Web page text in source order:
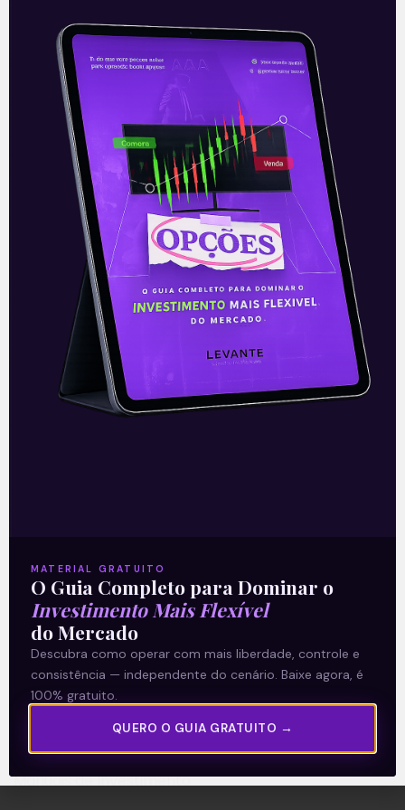
Samsung sem semicondutores
A Samsung, uma das maiores fabricantes
de chips e de eletrônicos para consumo
no mundo, fez um alerta sobre o
“desbalanceamento” no mercado de
semicondutores
Leia mais
17/03/2021
Termos e Condições
Política de Privacidade
Explore
Artigos
E Eu Com Isso?
Vídeos no Youtube
Manuais de Investimento
MATERIAL GRATUITO
O Guia Completo para Dominar o
Investimento Mais Flexível
do Mercado
Descubra como operar com mais liberdade, controle e
consistência — independente do cenário. Baixe agora, é
100% gratuito.
QUERO O GUIA GRATUITO →